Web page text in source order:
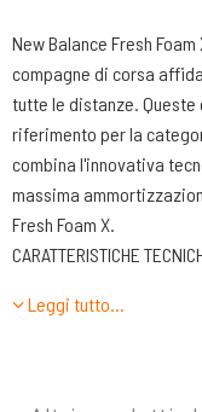
New Balance Fresh
compagne di corsa
tutte le distanze. Queste
riferimento per la
combina l'innovativa
massima
Fresh Foam X.
CARATTERISTICHE
parte laterale è
da un’applicazione
Leggi tutto…